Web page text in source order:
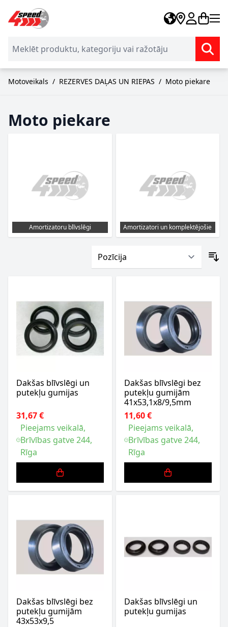
Skip to Content
Motoveikals / REZERVES DAĻAS UN RIEPAS / Moto piekare
Moto piekare
Amortizatoru blīvslēgi Amortizatori un komplektējošie
Dakšas blīvslēgi un
putekļu gumijas
31,67 €
Pieejams veikalā,
Brīvības gatve 244,
Rīga
Dakšas blīvslēgi bez
putekļu gumijām
41x53,1x8/9,5mm
11,60 €
Pieejams veikalā,
Brīvības gatve 244,
Rīga
Dakšas blīvslēgi bez
putekļu gumijām
43x53x9,5
Dakšas blīvslēgi un
putekļu gumijas